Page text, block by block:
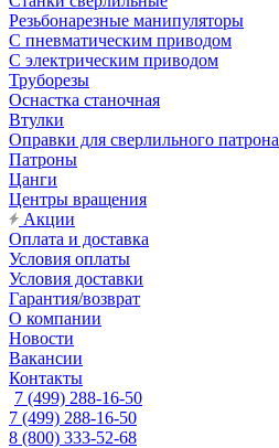
Резьбонарезные манипуляторы
С пневматическим приводом
С электрическим приводом
Труборезы
Оснастка станочная
Втулки
Оправки для сверлильного патрона
Патроны
Цанги
Центры вращения
Акции
Оплата и доставка
Условия оплаты
Условия доставки
Гарантия/возврат
О компании
Новости
Вакансии
Контакты
7 (499) 288-16-50
7 (499) 288-16-50
8 (800) 333-52-68